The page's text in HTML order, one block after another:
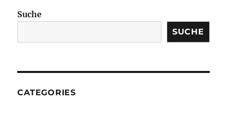
Suche
SUCHE
CATEGORIES